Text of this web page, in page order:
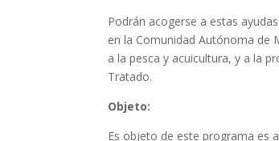
Podrán acogerse a estas
en la Comunidad Autónoma de
a la pesca y acuicultura, y a la
Tratado.
Objeto:
Es objeto de este programa es